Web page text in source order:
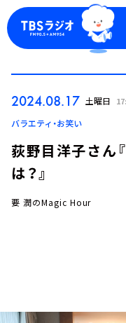
ログイン
2024.08.17 土曜日
バラエティ・お笑い
荻野目洋子さん
は？』
要 潤のMagic Hour